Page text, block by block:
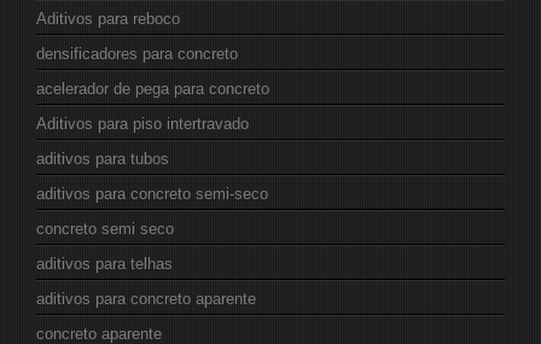
Aditivos para reboco
densificadores para concreto
acelerador de pega para concreto
Aditivos para piso intertravado
aditivos para tubos
aditivos para concreto semi-seco
concreto semi seco
aditivos para telhas
aditivos para concreto aparente
concreto aparente